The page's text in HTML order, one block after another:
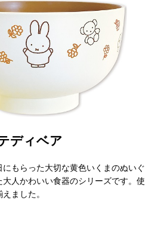
ディベア
にもらった大切な黄色いくまのぬいぐ
人かわいい食器のシリーズです。使
ました。